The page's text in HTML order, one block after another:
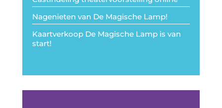
Nagenieten van De Magische Lamp!
Kaartverkoop De Magische Lamp is van
start!